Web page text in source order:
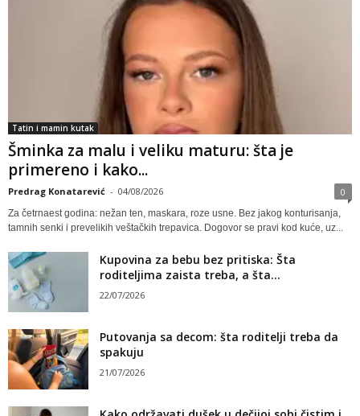
Tatin i mamin kutak
Šminka za malu i veliku maturu: šta je
primereno i kako...
Predrag Konatarević - 04/08/2026 0
Za četrnaest godina: nežan ten, maskara, roze usne. Bez jakog konturisanja,
tamnih senki i prevelikih veštačkih trepavica. Dogovor se pravi kod kuće, uz...
Kupovina za bebu bez pritiska: Šta
roditeljima zaista treba, a šta...
22/07/2026
Putovanja sa decom: šta roditelji treba da
spakuju
21/07/2026